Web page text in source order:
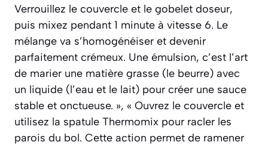
Verrouillez le couvercle et le gobelet doseur,
puis mixez pendant 1 minute à vitesse 6. Le
mélange va s’homogénéiser et devenir
parfaitement crémeux. Une émulsion, c’est l’art
de marier une matière grasse (le beurre) avec
un liquide (l’eau et le lait) pour créer une sauce
stable et onctueuse. », « Ouvrez le couvercle et
utilisez la spatule Thermomix pour racler les
parois du bol. Cette action permet de ramener